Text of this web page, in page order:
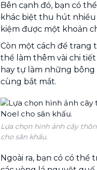
Bên cạnh đó, bạn có
khác biệt thu hút nhiều
kiệm được một khoản
Còn một cách để trang
thể làm thêm vài chi
hay tự làm những
cùng bắt mắt.
Lựa chọn hình ảnh cây
cho sân khấu.
Ngoài ra, bạn có có